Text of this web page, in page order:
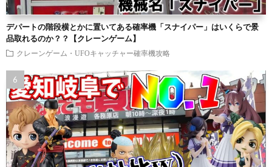
デパートの階段横とかに置いてある確率機「スナイパー」はいくらで景
品取れるのか？？【クレーンゲーム】
クレーンゲーム・UFOキャッチャー確率機攻略